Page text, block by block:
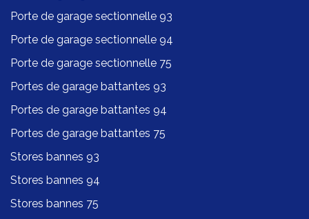
Porte de garage sectionnelle 93
Porte de garage sectionnelle 94
Porte de garage sectionnelle 75
Portes de garage battantes 93
Portes de garage battantes 94
Portes de garage battantes 75
Stores bannes 93
Stores bannes 94
Stores bannes 75